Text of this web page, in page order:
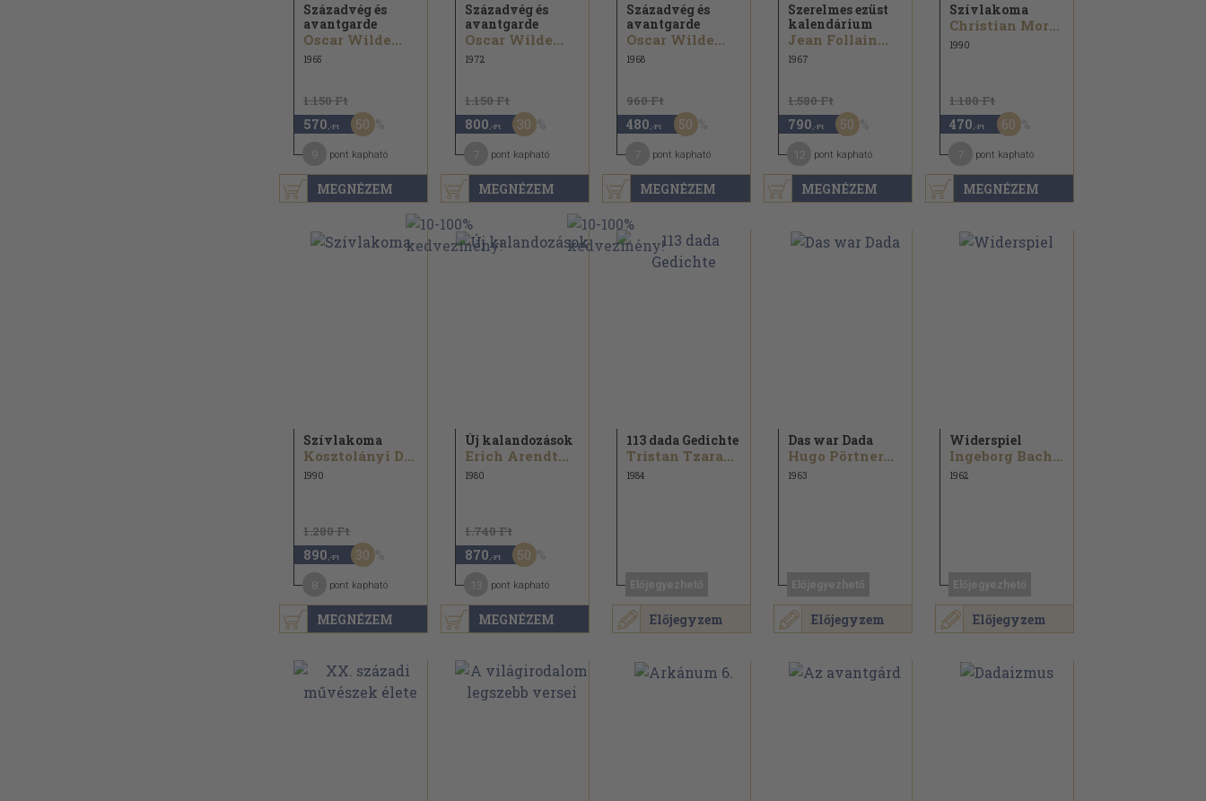
MEGNÉZEM
Századvég és
avantgarde
Oscar Wilde...
1965
1.150 Ft
570 ,-Ft 50
pont kapható
MEGNÉZEM
Századvég és
avantgarde
Oscar Wilde...
1972
1.150 Ft
800 ,-Ft 30
pont kapható
MEGNÉZEM
Századvég és
avantgarde
Oscar Wilde...
1968
960 Ft
480 ,-Ft 50
pont kapható
MEGNÉZEM
Szerelmes ezüst
kalendárium
Jean Follain...
1967
1.580 Ft
790 ,-Ft 50
pont kapható
MEGNÉZEM
Szívlakoma
Christian Morgenstern...
1990
1.180 Ft
470 ,-Ft 60
pont kapható
MEGNÉZEM
Szívlakoma
Kosztolányi Dezső...
1990
1.280 Ft
890 ,-Ft 30
pont kapható
MEGNÉZEM
Új kalandozások
Erich Arendt...
1980
1.740 Ft
870 ,-Ft 50
pont kapható
Előjegyzem
113 dada Gedichte
Tristan Tzara...
1984
Előjegyzem
Das war Dada
Hugo Pörtner...
1963
Előjegyzem
Widerspiel
Ingeborg Bachmann...
1962